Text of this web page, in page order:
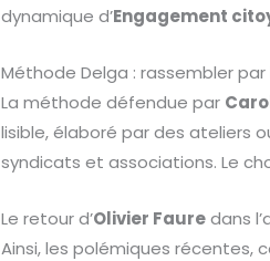
dynamique d’Engagement
Méthode Delga : rassembler
La méthode défendue par
lisible, élaboré par des ateliers
syndicats et associations. Le
Le retour d’Olivier Fauredans
Ainsi, les polémiques récentes,